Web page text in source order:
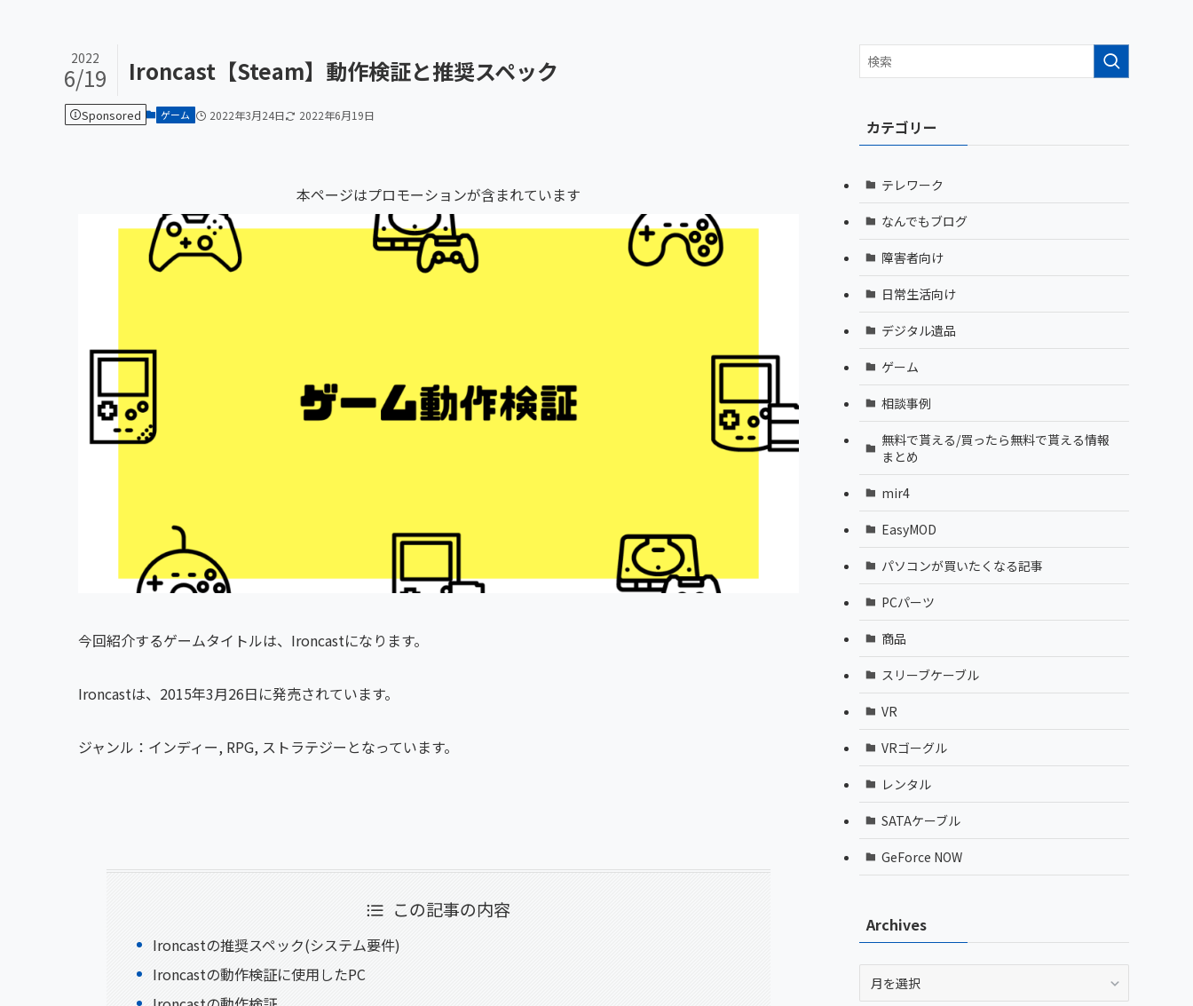
Ironcast【Steam】動作検証と推奨スペック
2022
6/19
Sponsored ゲーム 2022年3月24日 2022年6月19日
本ページはプロモーションが含まれています
今回紹介するゲームタイトルは、Ironcastになります。
Ironcastは、2015年3月26日に発売されています。
ジャンル：インディー, RPG, ストラテジーとなっています。
この記事の内容
Ironcastの推奨スペック(システム要件)
Ironcastの動作検証に使用したPC
カテゴリー
テレワーク
なんでもブログ
障害者向け
日常生活向け
デジタル遺品
ゲーム
相談事例
無料で貰える/買ったら無料で貰える情報
まとめ
mir4
EasyMOD
パソコンが買いたくなる記事
PCパーツ
商品
スリーブケーブル
VR
VRゴーグル
レンタル
SATAケーブル
GeForce NOW
Archives